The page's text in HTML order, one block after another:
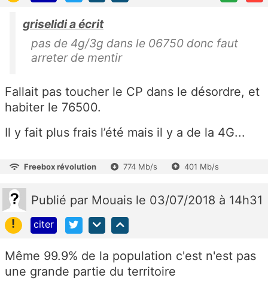
griselidi a écrit
pas de 4g/3g dans le 06750 donc faut
arreter de mentir
Fallait pas toucher le CP dans le désordre, et
habiter le 76500.
Il y fait plus frais l’été mais il y a de la 4G...
Freebox révolution 774 Mb/s 401 Mb/s
Publié par Mouais le 03/07/2018 à 14h31
!
citer
Même 99.9% de la population c'est n'est pas
une grande partie du territoire